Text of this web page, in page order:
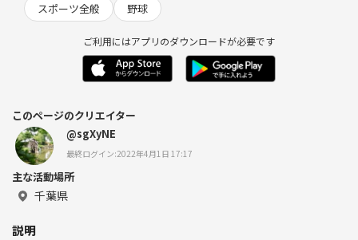
スポーツ全般 野球
ご利用にはアプリのダウンロードが必要です
このページのクリエイター
@sgXyNE
最終ログイン:2022年4月1日 17:17
主な活動場所
千葉県
説明